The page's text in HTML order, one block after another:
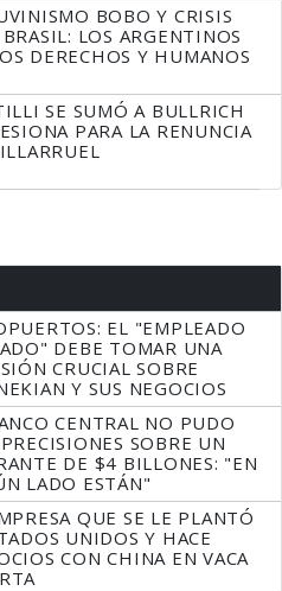
BOBO Y CRISIS
LOS ARGENTINOS
DERECHOS Y HUMANOS
SE SUMÓ A BULLRICH
PARA LA RENUNCIA
EL "EMPLEADO
DEBE TOMAR UNA
CRUCIAL SOBRE
Y SUS NEGOCIOS
CENTRAL NO PUDO
SOBRE UN
DE $4 BILLONES: "EN
LADO ESTÁN"
QUE SE LE PLANTÓ
UNIDOS Y HACE
CON CHINA EN VACA